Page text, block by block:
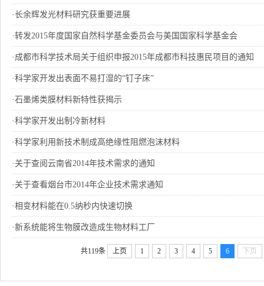
·长余辉发光材料研究获重要进展
·转发2015年度国家自然科学基金委员会与美国国家科学基金会
· 成都市科学技术局关于组织申报2015年成都市科技惠民项目的通知
·科学家开发出表面不易打湿的“钉子床”
·石墨烯类膜材料新特性获揭示
·科学家开发出制冷新材料
·科学家利用新技术制成高绝缘性阻燃泡沫材料
· 关于查阅云南省2014年技术需求的通知
· 关于查看烟台市2014年企业技术需求通知
·相变材料能在0.5纳秒内快速切换
·新系统能将生物膜改造成生物材料工厂
共119条 上页 1 2 3 4 5 6 下页